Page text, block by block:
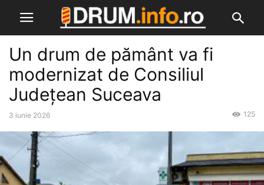
Un drum de pământ va fi
modernizat de Consiliul
Județean Suceava
3 iunie 2026 125